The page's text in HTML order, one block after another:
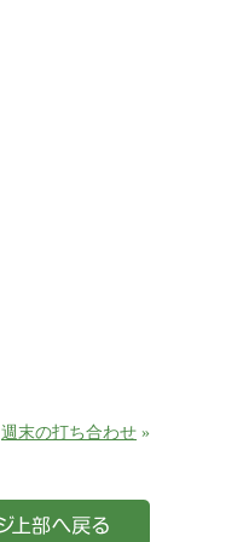
週末の打ち合わせ »